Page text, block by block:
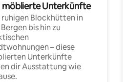
möblierte Unterkünfte
ruhigen Blockhütten in
bis hin zu
– diese
Unterkünfte
dir Ausstattung wie